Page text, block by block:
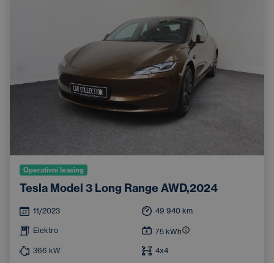
Operativní leasing
Tesla Model 3 Long Range AWD,2024
11/2023 49 940 km
Elektro 75 kWh
366 kW 4x4